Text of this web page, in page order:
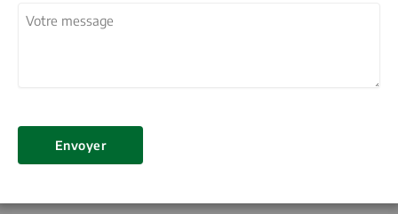
message(Nécessaire)
Envoyer